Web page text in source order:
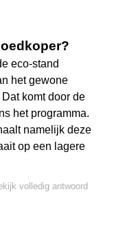
eco-stand
het gewone
komt door de
het programma.
namelijk deze
op een lagere
volledig antwoord